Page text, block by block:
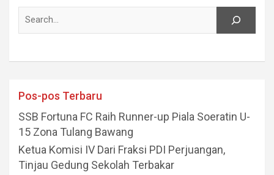
Pos-pos Terbaru
SSB Fortuna FC Raih Runner-up Piala Soeratin U-
15 Zona Tulang Bawang
Ketua Komisi IV Dari Fraksi PDI Perjuangan,
Tinjau Gedung Sekolah Terbakar